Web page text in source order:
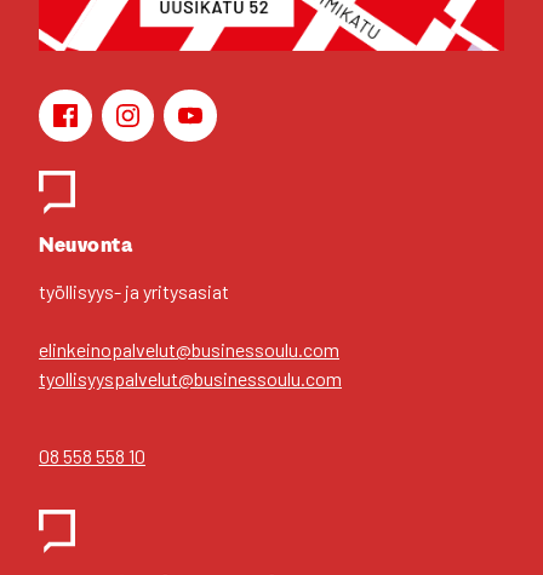
Face­bookIns­ta­gramYou­Tu­be
Neu­von­ta
työl­li­syys- ja yri­tys­asiat
elinkeinopalvelut@businessoulu.com
tyollisyyspalvelut@businessoulu.com
08 558 558 10